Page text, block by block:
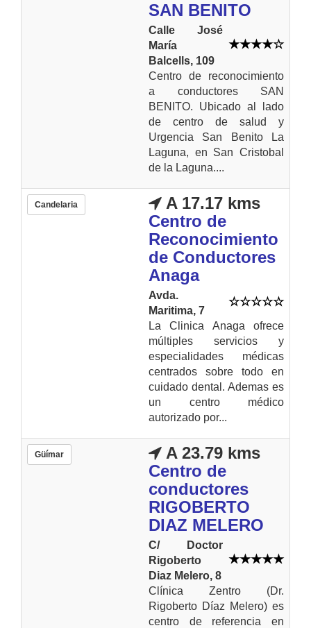
SAN BENITO
Calle José
María
Balcells, 109
Centro de reconocimiento
a conductores SAN
BENITO. Ubicado al lado
de centro de salud y
Urgencia San Benito La
Laguna, en San Cristobal
de la Laguna....
Candelaria
A 17.17 kms
Centro de
Reconocimiento
de Conductores
Anaga
Avda.
Maritima, 7
La Clinica Anaga ofrece
múltiples servicios y
especialidades médicas
centrados sobre todo en
cuidado dental. Ademas es
un centro médico
autorizado por...
Güímar
A 23.79 kms
Centro de
conductores
RIGOBERTO
DIAZ MELERO
C/ Doctor
Rigoberto
Diaz Melero, 8
Clínica Zentro (Dr.
Rigoberto Díaz Melero) es
centro de referencia en